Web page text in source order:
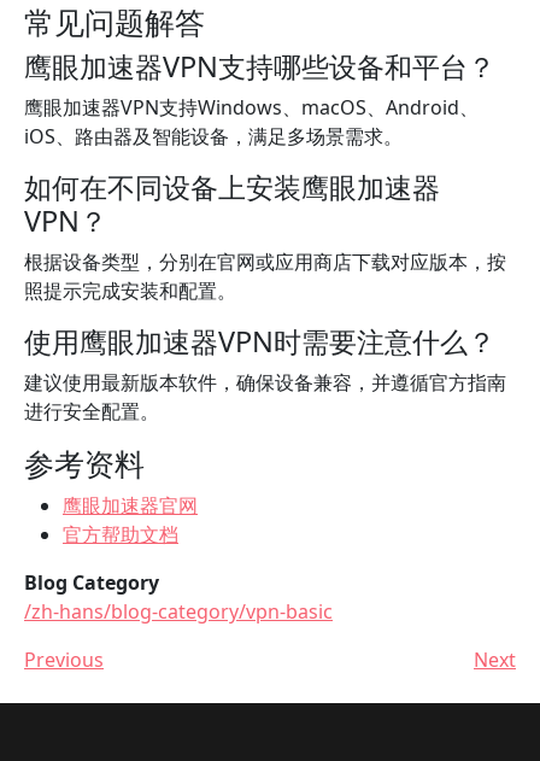
常见问题解答
鹰眼加速器VPN支持哪些设备和平台？
鹰眼加速器VPN支持Windows、macOS、Android、
iOS、路由器及智能设备，满足多场景需求。
如何在不同设备上安装鹰眼加速器
VPN？
根据设备类型，分别在官网或应用商店下载对应版本，按
照提示完成安装和配置。
使用鹰眼加速器VPN时需要注意什么？
建议使用最新版本软件，确保设备兼容，并遵循官方指南
进行安全配置。
参考资料
鹰眼加速器官网
官方帮助文档
Blog Category
/zh-hans/blog-category/vpn-basic
Previous
Next